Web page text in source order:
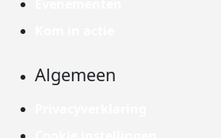
Algemeen